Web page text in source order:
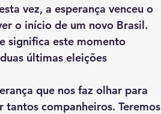
vez, a esperança venceu o
o início de um novo Brasil.
significa este momento
últimas eleições
companheiros. Teremos